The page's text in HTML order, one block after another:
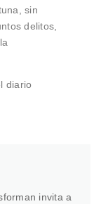
sin
delitos,
diario
invita a